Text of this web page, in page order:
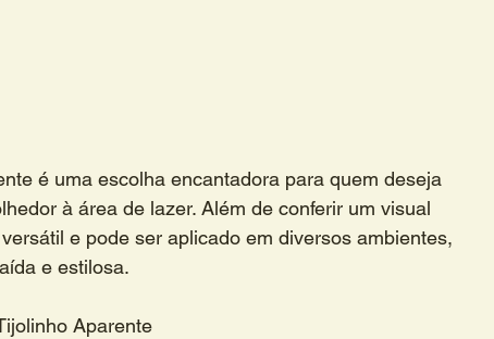
é uma escolha encantadora para quem deseja
à área de lazer. Além de conferir um visual
e pode ser aplicado em diversos ambientes,
e estilosa.
Aparente